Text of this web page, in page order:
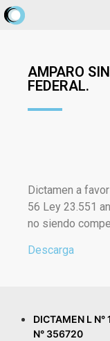
AMPARO
FEDERAL.
Dictamen a
56 Ley 23.551
no siendo
Descarga
DICTAMEN L N°
N° 356720